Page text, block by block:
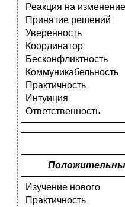
Реакция на изменение
Принятие решений
Уверенность
Координатор
Бесконфликтность
Коммуникабельность
Практичность
Интуиция
Ответственность
Изучение нового
Практичность